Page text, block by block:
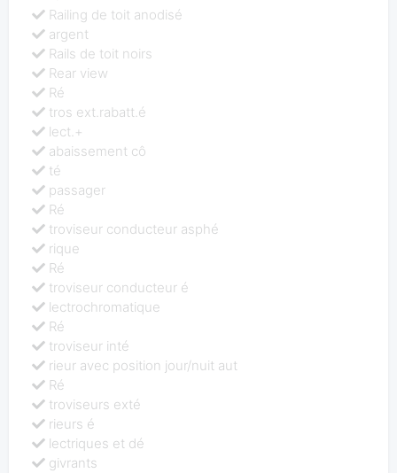
Railing de toit anodisé
argent
Rails de toit noirs
Rear view
Ré
tros ext.rabatt.é
lect.+
abaissement cô
té
passager
Ré
troviseur conducteur asphé
rique
Ré
troviseur conducteur é
lectrochromatique
Ré
troviseur inté
rieur avec position jour/nuit aut
Ré
troviseurs exté
rieurs é
lectriques et dé
givrants